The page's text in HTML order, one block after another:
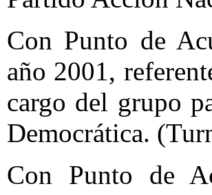
Con Punto de
año 2001,
cargo del grupo
Democrática.
Con Punto de